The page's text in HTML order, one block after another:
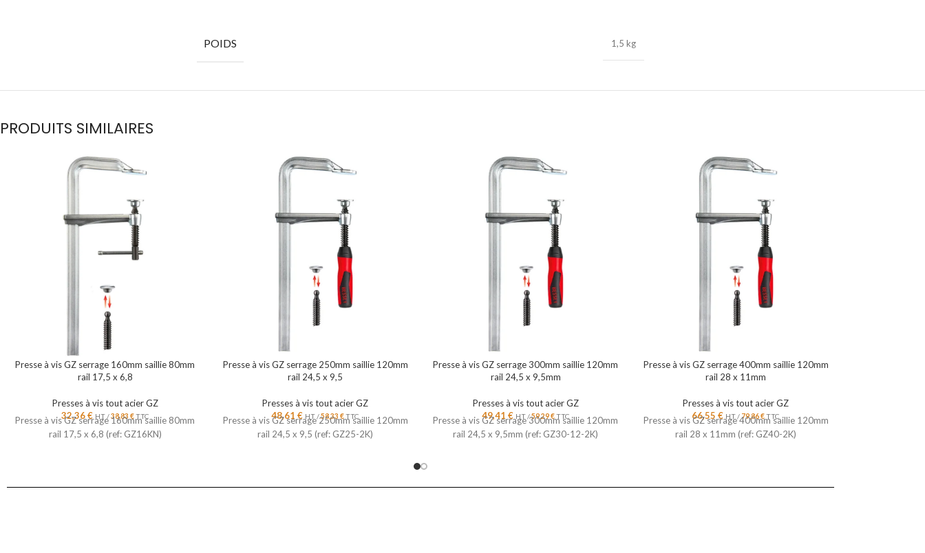
POIDS 1,5 kg
PRODUITS SIMILAIRES
Presse à vis GZ serrage 160mm saillie 80mm
rail 17,5 x 6,8
Presses à vis tout acier GZ
32,36€ HT /38,83 €TTC
Presse à vis GZ serrage 160mm saillie 80mm
rail 17,5 x 6,8 (ref: GZ16KN)
Presse à vis GZ serrage 250mm saillie 120mm
rail 24,5 x 9,5
Presses à vis tout acier GZ
48,61€ HT /58,33€TTC
Presse à vis GZ serrage 250mm saillie 120mm
rail 24,5 x 9,5 (ref: GZ25-2K)
Presse à vis GZ serrage 300mm saillie 120mm
rail 24,5 x 9,5mm
Presses à vis tout acier GZ
49,41 € HT /59,29€TTC
Presse à vis GZ serrage 300mm saillie 120mm
rail 24,5 x 9,5mm (ref: GZ30-12-2K)
Presse à vis GZ serrage 400mm saillie 120mm
rail 28 x 11mm
Presses à vis tout acier GZ
66,55€ HT /79,86€TTC
Presse à vis GZ serrage 400mm saillie 120mm
rail 28 x 11mm (ref: GZ40-2K)